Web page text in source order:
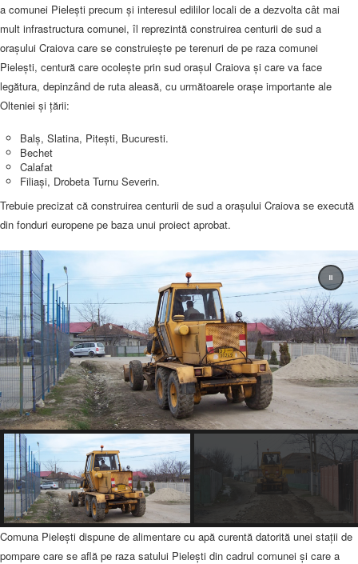
a comunei Pieleşti precum şi interesul edililor locali de a dezvolta cât mai
mult infrastructura comunei, îl reprezintă construirea centurii de sud a
oraşului Craiova care se construieşte pe terenuri de pe raza comunei
Pieleşti, centură care ocoleşte prin sud oraşul Craiova şi care va face
legătura, depinzând de ruta aleasă, cu următoarele oraşe importante ale
Olteniei şi ţării:
Balş, Slatina, Piteşti, Bucuresti.
Bechet
Calafat
Filiaşi, Drobeta Turnu Severin.
Trebuie precizat că construirea centurii de sud a oraşului Craiova se execută
din fonduri europene pe baza unui proiect aprobat.
Comuna Pieleşti dispune de alimentare cu apă curentă datorită unei staţii de
pompare care se află pe raza satului Pieleşti din cadrul comunei şi care a